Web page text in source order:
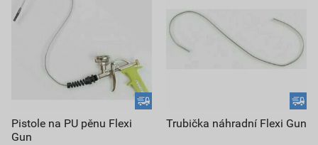
Pistole na PU pěnu Flexi
Gun
Trubička náhradní Flexi Gun